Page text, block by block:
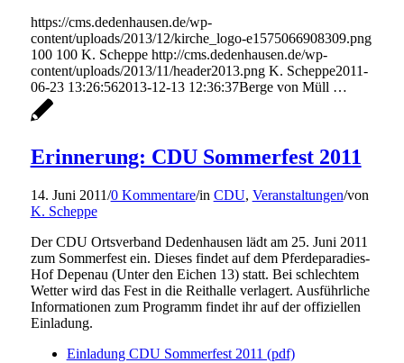
https://cms.dedenhausen.de/wp-
content/uploads/2013/12/kirche_logo-e1575066908309.png
100 100 K. Scheppe http://cms.dedenhausen.de/wp-
content/uploads/2013/11/header2013.png K. Scheppe2011-
06-23 13:26:562013-12-13 12:36:37Berge von Müll …
Erinnerung: CDU Sommerfest 2011
14. Juni 2011/0 Kommentare/in CDU, Veranstaltungen/von
K. Scheppe
Der CDU Ortsverband Dedenhausen lädt am 25. Juni 2011
zum Sommerfest ein. Dieses findet auf dem Pferdeparadies-
Hof Depenau (Unter den Eichen 13) statt. Bei schlechtem
Wetter wird das Fest in die Reithalle verlagert. Ausführliche
Informationen zum Programm findet ihr auf der offiziellen
Einladung.
Einladung CDU Sommerfest 2011 (pdf)